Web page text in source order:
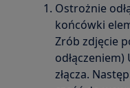
Ostrożnie
końcówki
Zrób zdjęcie
złącza.